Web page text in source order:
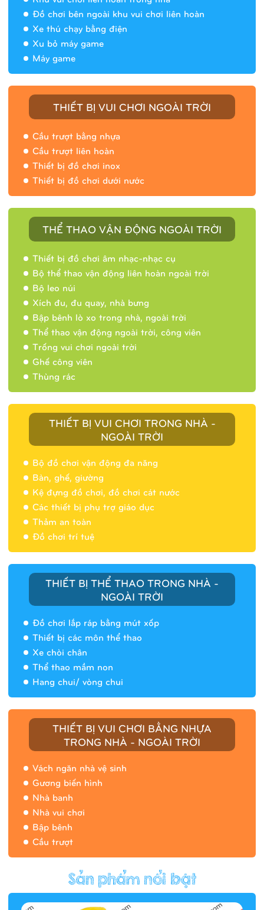
Đồ chơi bên ngoài khu vui chơi liên hoàn
Xe thú chạy bằng điện
Xu bỏ máy game
Máy game
THIẾT BỊ VUI CHƠI NGOÀI TRỜI
Cầu trượt bằng nhựa
Cầu trượt liên hoàn
Thiết bị đồ chơi inox
Thiết bị đồ chơi dưới nước
THỂ THAO VẬN ĐỘNG NGOÀI TRỜI
Thiết bị đồ chơi âm nhạc-nhạc cụ
Bộ thể thao vận động liên hoàn ngoài trời
Bộ leo núi
Xích đu, đu quay, nhà bưng
Bập bênh lò xo trong nhà, ngoài trời
Thể thao vận động ngoài trời, công viên
Trống vui chơi ngoài trời
Ghế công viên
Thùng rác
THIẾT BỊ VUI CHƠI TRONG NHÀ -
NGOÀI TRỜI
Bộ đồ chơi vận động đa năng
Bàn, ghế, giường
Kệ đựng đồ chơi, đồ chơi cát nước
Các thiết bị phụ trợ giáo dục
Thảm an toàn
Đồ chơi trí tuệ
THIẾT BỊ THỂ THAO TRONG NHÀ -
NGOÀI TRỜI
Đồ chơi lắp ráp bằng mút xốp
Thiết bị các môn thể thao
Xe chòi chân
Thể thao mầm non
Hang chui/ vòng chui
THIẾT BỊ VUI CHƠI BẰNG NHỰA
TRONG NHÀ - NGOÀI TRỜI
Vách ngăn nhà vệ sinh
Gương biến hình
Nhà banh
Nhà vui chơi
Bập bênh
Cầu trượt
Nhà banh 9H5404
Nhà banh 9H5408
Hàng rào/nhà banh 9H5412